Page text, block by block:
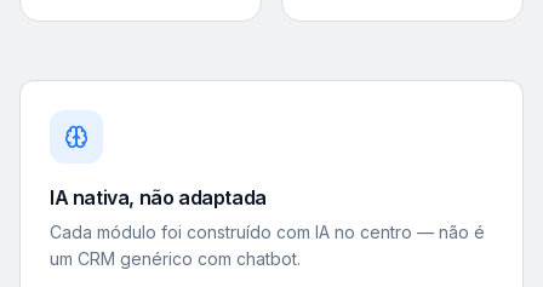
IA nativa, não adaptada
Cada módulo foi construído com IA no centro — não é
um CRM genérico com chatbot.